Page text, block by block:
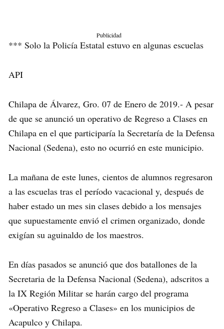
Publicidad
*** Solo la Policía Estatal estuvo en algunas escuelas
API
Chilapa de Álvarez, Gro. 07 de Enero de 2019.- A pesar
de que se anunció un operativo de Regreso a Clases en
Chilapa en el que participaría la Secretaría de la Defensa
Nacional (Sedena), esto no ocurrió en este municipio.
La mañana de este lunes, cientos de alumnos regresaron
a las escuelas tras el período vacacional y, después de
haber estado un mes sin clases debido a los mensajes
que supuestamente envió el crimen organizado, donde
exigían su aguinaldo de los maestros.
En días pasados se anunció que dos batallones de la
Secretaria de la Defensa Nacional (Sedena), adscritos a
la IX Región Militar se harán cargo del programa
«Operativo Regreso a Clases» en los municipios de
Acapulco y Chilapa.